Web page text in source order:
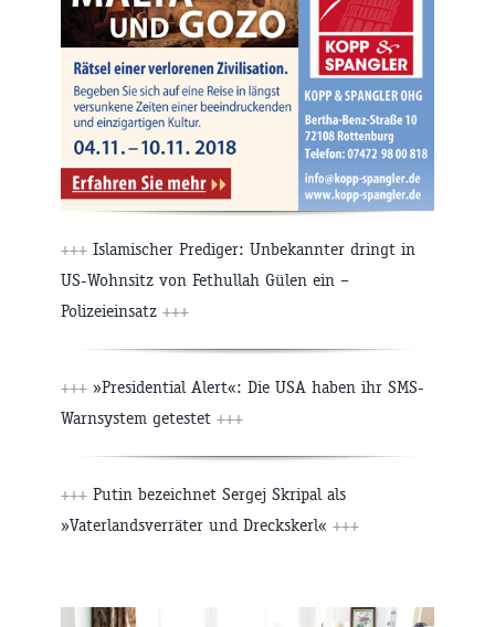
+++ Islamischer Prediger: Unbekannter dringt in
US-Wohnsitz von Fethullah Gülen ein –
Polizeieinsatz +++
+++ »Presidential Alert«: Die USA haben ihr SMS-
Warnsystem getestet +++
+++ Putin bezeichnet Sergej Skripal als
»Vaterlandsverräter und Dreckskerl« +++